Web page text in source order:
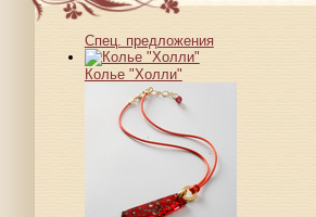
Спец. предложения
Колье "Холли"